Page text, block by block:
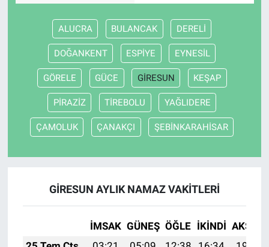
ALUCRA BULANCAK DERELİ
DOĞANKENT ESPİYE EYNESİL
GÖRELE GÜCE GİRESUN KEŞAP
PİRAZİZ TİREBOLU YAĞLIDERE
ÇAMOLUK ÇANAKÇI ŞEBİNKARAHİSAR
GİRESUN AYLIK NAMAZ VAKITLERI
İMSAK GÜNEŞ ÖĞLE İKINDI AKŞAM